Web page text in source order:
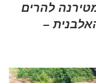
להרים
–